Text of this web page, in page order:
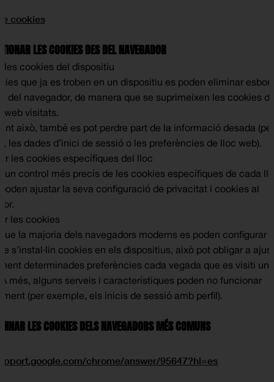
cookies
LES COOKIES DES DEL NAVEGADOR
les cookies del dispositiu
que ja es troben en un dispositiu es poden eliminar
del navegador, de manera que se suprimeixen les cookies
web visitats.
això, també es pot perdre part de la informació desada (per
les dades d’inici de sessió o les preferències de lloc web).
les cookies específiques del lloc
un control més precís de les cookies específiques de cada
ajustar la seva configuració de privacitat i cookies al
les cookies
la majoria dels navegadors moderns es poden configurar
s’instal·lin cookies en els dispositius, això pot obligar a
determinades preferències cada vegada que es visiti un
més, alguns serveis i característiques poden no funcionar
(per exemple, els inicis de sessió amb perfil).
LES COOKIES DELS NAVEGADORS MÉS COMUNS
chrome/answer/95647?hl=es